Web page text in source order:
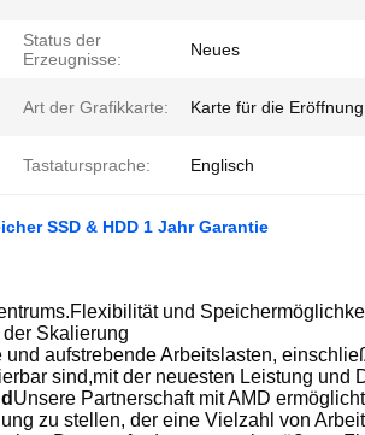
Status der
Erzeugnisse:
Neues
Art der Grafikkarte: Karte für die Eröffnung
Tastatursprache: Englisch
SSD & HDD 1 Jahr Garantie
und
Skalierung
aufstrebende Arbeitslasten,
sind,mit der neuesten Leistung und
Unsere Partnerschaft mit AMD
zu stellen, der eine Vielzahl von